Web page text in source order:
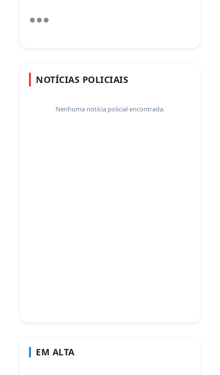
NOTÍCIAS POLICIAIS
Nenhuma notícia policial encontrada.
EM ALTA